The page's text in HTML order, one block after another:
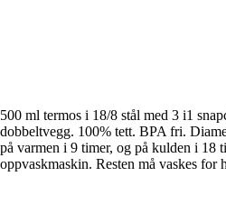
500 ml termos i 18/8 stål med 3 i1
dobbeltvegg. 100% tett. BPA fri.
på varmen i 9 timer, og på kulden i 18
oppvaskmaskin. Resten må vaskes for